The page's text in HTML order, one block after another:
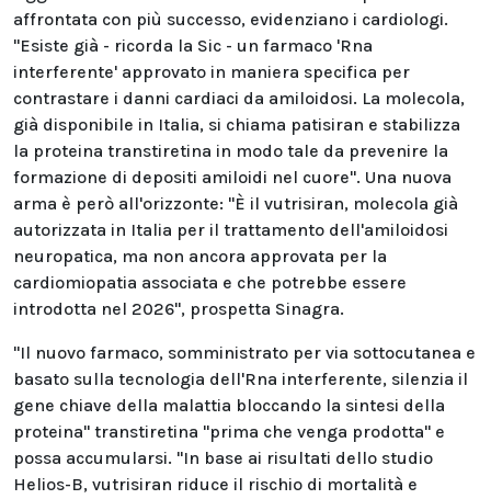
affrontata con più successo, evidenziano i cardiologi.
"Esiste già - ricorda la Sic - un farmaco 'Rna
interferente' approvato in maniera specifica per
contrastare i danni cardiaci da amiloidosi. La molecola,
già disponibile in Italia, si chiama patisiran e stabilizza
la proteina transtiretina in modo tale da prevenire la
formazione di depositi amiloidi nel cuore". Una nuova
arma è però all'orizzonte: "È il vutrisiran, molecola già
autorizzata in Italia per il trattamento dell'amiloidosi
neuropatica, ma non ancora approvata per la
cardiomiopatia associata e che potrebbe essere
introdotta nel 2026", prospetta Sinagra.
"Il nuovo farmaco, somministrato per via sottocutanea e
basato sulla tecnologia dell'Rna interferente, silenzia il
gene chiave della malattia bloccando la sintesi della
proteina" transtiretina "prima che venga prodotta" e
possa accumularsi. "In base ai risultati dello studio
Helios-B, vutrisiran riduce il rischio di mortalità e